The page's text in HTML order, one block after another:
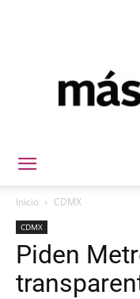
Inicio CDMX
CDMX
Piden